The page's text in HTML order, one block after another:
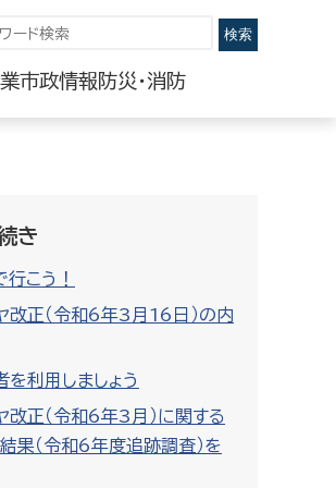
市政情報 防災・消防
き
こう！
改正（令和6年3月16日）の内
利用しましょう
改正（令和6年3月）に関する
果（令和6年度追跡調査）を